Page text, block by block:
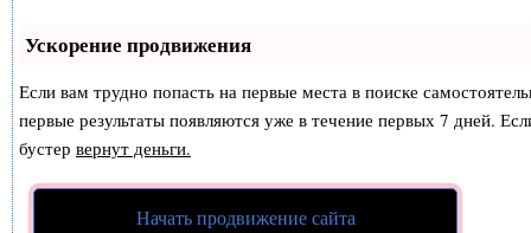
Ускорение продвижения
Если вам трудно попасть на первые места в поиске
первые результаты появляются уже в течение первых 7 дней.
бустер вернут деньги.
Начать продвижение сайта